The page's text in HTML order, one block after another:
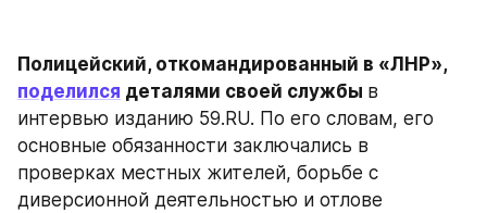
Полицейский, откомандированный в «ЛНР»,
поделился деталями своей службы в
интервью изданию 59.RU. По его словам, его
основные обязанности заключались в
проверках местных жителей, борьбе с
диверсионной деятельностью и отлове